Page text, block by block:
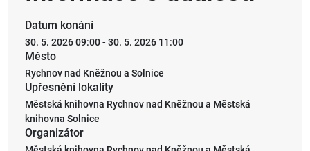
Datum konání
30. 5. 2026 09:00- 30. 5. 2026 11:00
Město
Rychnov nad Kněžnou a Solnice
Upřesnění lokality
Městská knihovna Rychnov nad Kněžnou a Městská
knihovna Solnice
Organizátor